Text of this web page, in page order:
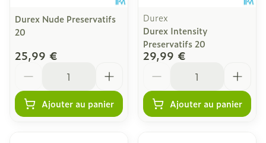
Durex Nude Preservatifs
20
25,99 €
Ajouter au panier
Durex
Durex Intensity
Preservatifs 20
29,99 €
Ajouter au panier